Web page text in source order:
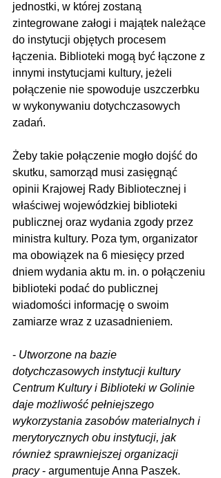
jednostki, w której zostaną
zintegrowane załogi i majątek należące
do instytucji objętych procesem
łączenia. Biblioteki mogą być łączone z
innymi instytucjami kultury, jeżeli
połączenie nie spowoduje uszczerbku
w wykonywaniu dotychczasowych
zadań.
Żeby takie połączenie mogło dojść do
skutku, samorząd musi zasięgnąć
opinii Krajowej Rady Bibliotecznej i
właściwej wojewódzkiej biblioteki
publicznej oraz wydania zgody przez
ministra kultury. Poza tym, organizator
ma obowiązek na 6 miesięcy przed
dniem wydania aktu m. in. o połączeniu
biblioteki podać do publicznej
wiadomości informację o swoim
zamiarze wraz z uzasadnieniem.
- Utworzone na bazie
dotychczasowych instytucji kultury
Centrum Kultury i Biblioteki w Golinie
daje możliwość pełniejszego
wykorzystania zasobów materialnych i
merytorycznych obu instytucji, jak
również sprawniejszej organizacji
pracy - argumentuje Anna Paszek.